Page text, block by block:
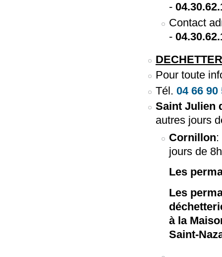
-
Contact
-
Pour toute
Tél. 04 66 90
Saint Julien
autres jours
Cornillon
jours de
Les
Les
à la
Saint-